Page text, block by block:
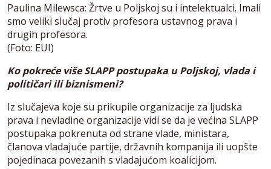
Paulina Milewsca: Žrtve u Poljskoj su i intelektualci. Imali
smo veliki slučaj protiv profesora ustavnog prava i
drugih profesora.
(Foto: EUI)
Ko pokreće više SLAPP postupaka u Poljskoj, vlada i
političari ili biznismeni?
Iz slučajeva koje su prikupile organizacije za ljudska
prava i nevladine organizacije vidi se da je većina SLAPP
postupaka pokrenuta od strane vlade, ministara,
članova vladajuće partije, državnih kompanija ili uopšte
pojedinaca povezanih s vladajućom koalicijom.